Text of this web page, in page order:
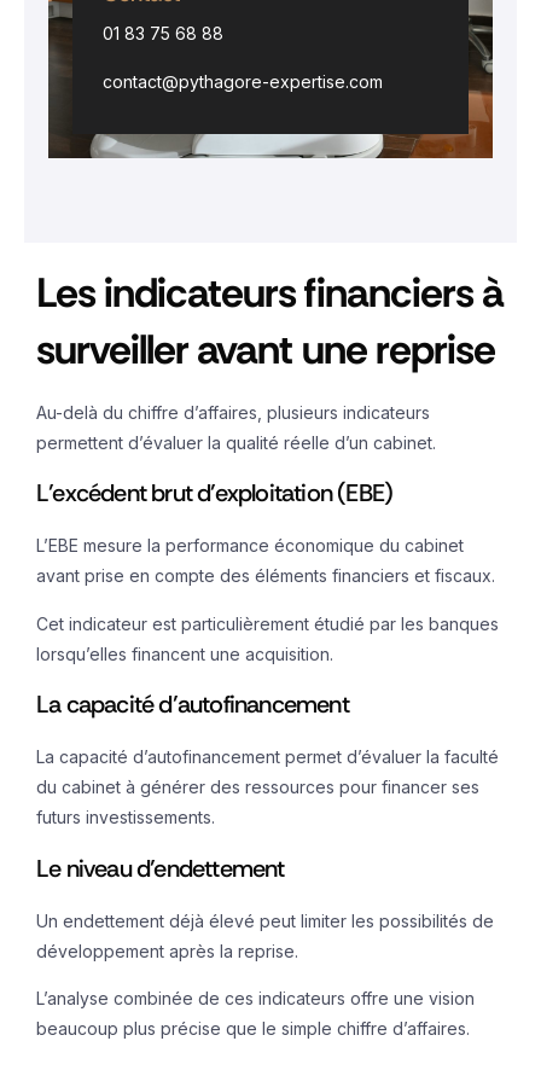
01 83 75 68 88
contact@pythagore-expertise.com
Les indicateurs financiers à
surveiller avant une reprise
Au-delà du chiffre d’affaires, plusieurs indicateurs
permettent d’évaluer la qualité réelle d’un cabinet.
L’excédent brut d’exploitation (EBE)
L’EBE mesure la performance économique du cabinet
avant prise en compte des éléments financiers et fiscaux.
Cet indicateur est particulièrement étudié par les banques
lorsqu’elles financent une acquisition.
La capacité d’autofinancement
La capacité d’autofinancement permet d’évaluer la faculté
du cabinet à générer des ressources pour financer ses
futurs investissements.
Le niveau d’endettement
Un endettement déjà élevé peut limiter les possibilités de
développement après la reprise.
L’analyse combinée de ces indicateurs offre une vision
beaucoup plus précise que le simple chiffre d’affaires.